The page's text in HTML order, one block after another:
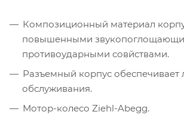
Композиционный материал
повышенными
противоударными совйствами.
Разъемный корпус обеспечивает
обслуживания.
Мотор-колесо Ziehl-Abegg.